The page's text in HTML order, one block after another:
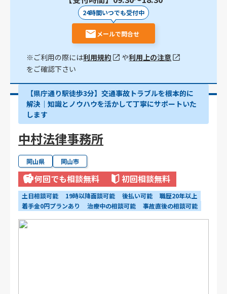
24時間いつでも受付中
メールで問合せ
※ご利用の際には利用規約 や利用上の注意
をご確認下さい
【県庁通り駅徒歩3分】交通事故トラブルを根本的に
解決｜知識とノウハウを活かして丁寧にサポートいた
します
中村法律事務所
岡山県 岡山市
何回でも相談無料 初回相談無料
土日相談可能 19時以降面談可能 後払い可能
職歴20年以上
着手金0円プランあり
治療中の相談可能 事故直後の相談可能